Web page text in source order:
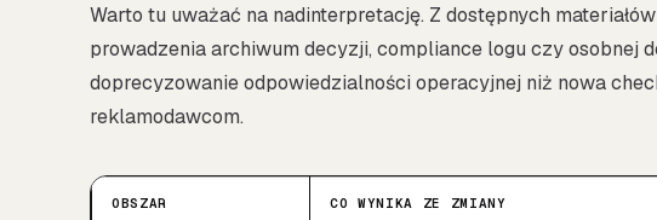
Warto tu uważać na nadinterpretację. Z dostępnych
prowadzenia archiwum decyzji, compliance logu czy osobnej
doprecyzowanie odpowiedzialności operacyjnej niż nowa
reklamodawcom.
OBSZAR CO WYNIKA ZE ZMIANY